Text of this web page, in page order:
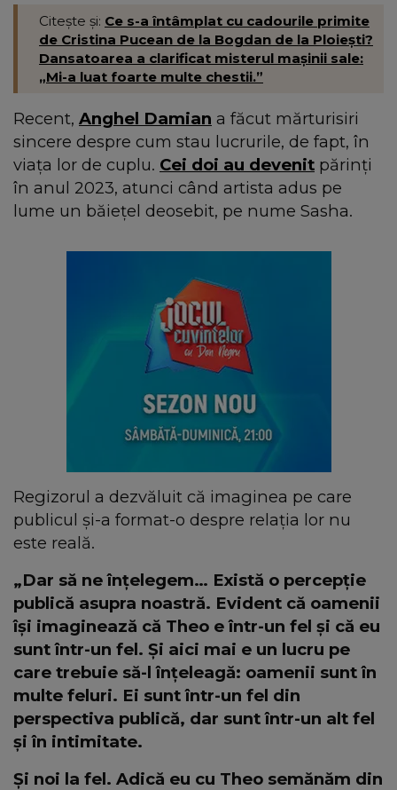
Citește și: Ce s-a întâmplat cu cadourile primite
de Cristina Pucean de la Bogdan de la Ploiești?
Dansatoarea a clarificat misterul mașinii sale:
„Mi-a luat foarte multe chestii.”
Recent, Anghel Damian a făcut mărturisiri
sincere despre cum stau lucrurile, de fapt, în
viața lor de cuplu. Cei doi au devenit părinți
în anul 2023, atunci când artista adus pe
lume un băiețel deosebit, pe nume Sasha.
Regizorul a dezvăluit că imaginea pe care
publicul și-a format-o despre relația lor nu
este reală.
„Dar să ne înțelegem… Există o percepție
publică asupra noastră. Evident că oamenii
își imaginează că Theo e într-un fel și că eu
sunt într-un fel. Și aici mai e un lucru pe
care trebuie să-l înțeleagă: oamenii sunt în
multe feluri. Ei sunt într-un fel din
perspectiva publică, dar sunt într-un alt fel
și în intimitate.
Şi noi la fel. Adică eu cu Theo semănăm din